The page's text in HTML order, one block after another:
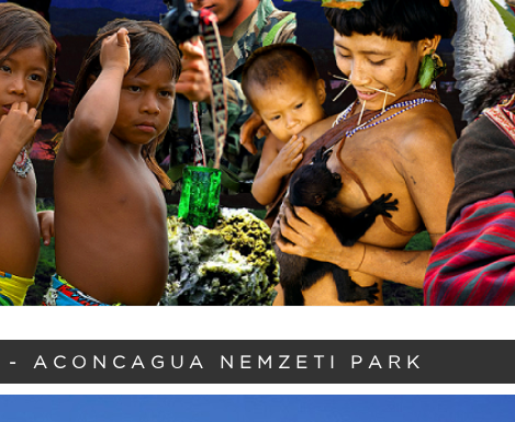
- ACONCAGUA NEMZETI PARK